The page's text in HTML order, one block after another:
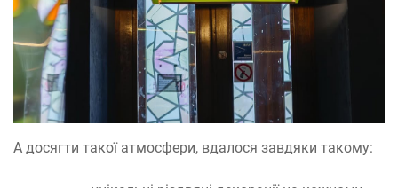
А досягти такої атмосфери, вдалося завдяки такому: